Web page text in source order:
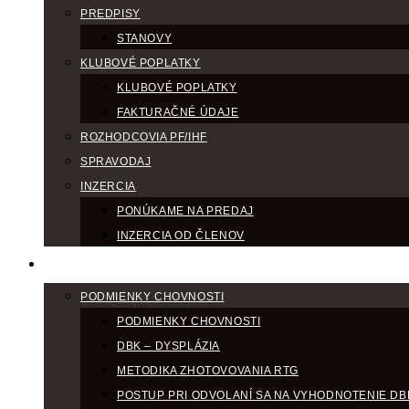
PREDPISY
STANOVY
KLUBOVÉ POPLATKY
KLUBOVÉ POPLATKY
FAKTURAČNÉ ÚDAJE
ROZHODCOVIA PF/IHF
SPRAVODAJ
INZERCIA
PONÚKAME NA PREDAJ
INZERCIA OD ČLENOV
PODMIENKY CHOVNOSTI
PODMIENKY CHOVNOSTI
DBK – DYSPLÁZIA
METODIKA ZHOTOVOVANIA RTG
POSTUP PRI ODVOLANÍ SA NA VYHODNOTENIE